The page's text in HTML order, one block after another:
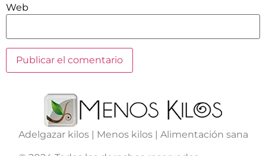
Web
Adelgazar kilos | Menos kilos | Alimentación sana